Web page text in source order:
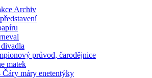
Archiv
průvod, čarodějnice
matek
Čáry máry enetentýky